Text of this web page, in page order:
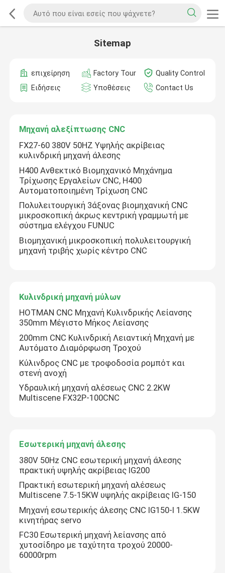
Sitemap
επιχείρηση Factory Tour
Quality Control
Ειδήσεις
Υποθέσεις Contact Us
Μηχανή αλεξίπτωσης CNC
FX27-60 380V 50HZ Υψηλής ακρίβειας
κυλινδρική μηχανή άλεσης
H400 Ανθεκτικό Βιομηχανικό Μηχάνημα
Τρίχωσης Εργαλείων CNC, H400
Αυτοματοποιημένη Τρίχωση CNC
Πολυλειτουργική 3άξονας βιομηχανική CNC
μικροσκοπική άκρως κεντρική γραμμωτή με
σύστημα ελέγχου FUNUC
Βιομηχανική μικροσκοπική πολυλειτουργική
μηχανή τριβής χωρίς κέντρο CNC
Κυλινδρική μηχανή μύλων
HOTMAN CNC Μηχανή Κυλινδρικής Λείανσης
350mm Μέγιστο Μήκος Λείανσης
200mm CNC Κυλινδρική Λειαντική Μηχανή με
Αυτόματο Διαμόρφωση Τροχού
Κύλινδρος CNC με τροφοδοσία ρομπότ και
στενή ανοχή
Υδραυλική μηχανή αλέσεως CNC 2.2KW
Multiscene FX32P-100CNC
Εσωτερική μηχανή άλεσης
380V 50Hz CNC εσωτερική μηχανή άλεσης
πρακτική υψηλής ακρίβειας IG200
Πρακτική εσωτερική μηχανή αλέσεως
Multiscene 7.5-15KW υψηλής ακρίβειας IG-150
Μηχανή εσωτερικής άλεσης CNC IG150-I 1.5KW
κινητήρας servo
FC30 Εσωτερική μηχανή λείανσης από
χυτοσίδηρο με ταχύτητα τροχού 20000-
60000rpm